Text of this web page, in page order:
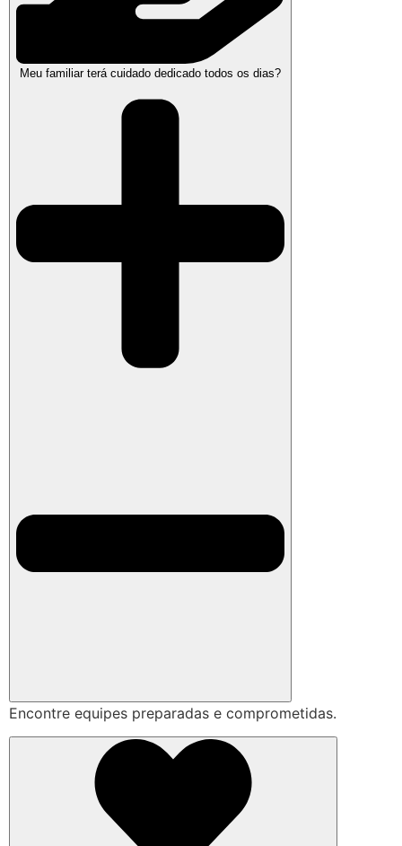
Meu familiar terá cuidado dedicado todos os dias?
Encontre equipes preparadas e comprometidas.